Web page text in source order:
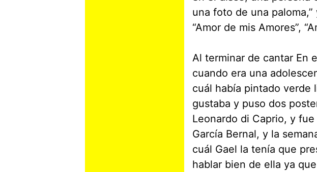
una foto de una paloma,”
“Amor de mis Amores”,
Al terminar de cantar En
cuando era una
cuál había pintado verde
gustaba y puso dos
Leonardo di Caprio, y
García Bernal, y la
cuál Gael la tenía que
hablar bien de ella ya